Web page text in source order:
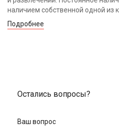
наличием собственной одной
Подробнее
Остались вопросы?
Ваш вопрос